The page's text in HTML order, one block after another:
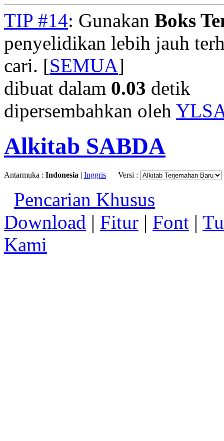
TIP #14: Gunakan Boks
penyelidikan lebih jauh
cari. [SEMUA]
dibuat dalam 0.03 detik
dipersembahkan oleh
Alkitab SABDA
Antarmuka : Indonesia | Inggris Versi :
Pencarian Khusus
Download | Fitur | Font |
Kami